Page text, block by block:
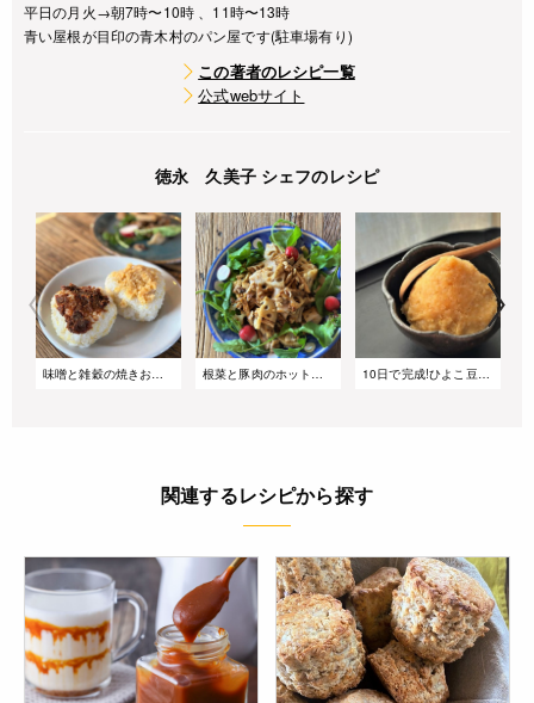
平日の月火→朝7時〜10時 、11時〜13時
青い屋根が目印の青木村のパン屋です(駐車場有り)
この著者のレシピ一覧
公式webサイト
徳永 久美子 シェフのレシピ
味噌と雑穀の焼きおにぎり 根菜と豚肉のホットサラダ～味噌ドレッシング和え 10日で完成!ひよこ豆で作る自家製白みそ
関連するレシピから探す